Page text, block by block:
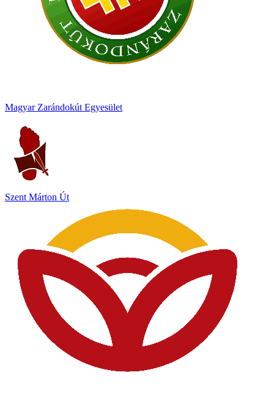
Magyar Zarándokút Egyesület
Szent Márton Út